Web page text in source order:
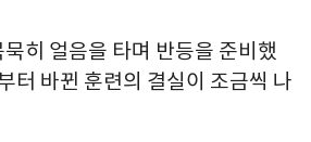
히 얼음을 타며 반등을 준비했
터 바뀐 훈련의 결실이 조금씩 나